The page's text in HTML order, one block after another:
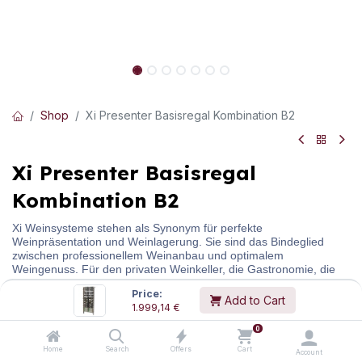
Price:
1.999,14€ Add to Cart
Home Search Offers
0
Cart Account
Shop Xi Presenter Basisregal Kombination B2
Xi Presenter Basisregal
Kombination B2
Xi Weinsysteme stehen als Synonym für perfekte
Weinpräsentation und Weinlagerung. Sie sind das Bindeglied
zwischen professionellem Weinanbau und optimalem
Weingenuss. Für den privaten Weinkeller, die Gastronomie, die
Vinothek oder den Weinhandel. Weinkenner wählen Xi
Weinsysteme, denn Xi präsentiert Weine von der schönsten Seite.
Modulare Weinpräsentation im Fokus. Der Xi Presenter wird ganz
einfach über 2 seitliche Halterungen aus Aluminium am Boden
und an der Decke oder Wand fixiert. Aufgrund unterschiedlicher
Rohrlängen und ausziehbarer Befestigungshülsen kann dieser an